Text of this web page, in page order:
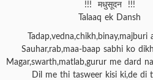
!!! मधुसूदन !!!
Talaaq ek Dansh
Tadap,vedna,chikh,binay,majburi
Sauhar,rab,maa-baap sabhi ko
Magar,swarth,matlab,gurur me dard
Dil me thi tasweer kisi ki,de di